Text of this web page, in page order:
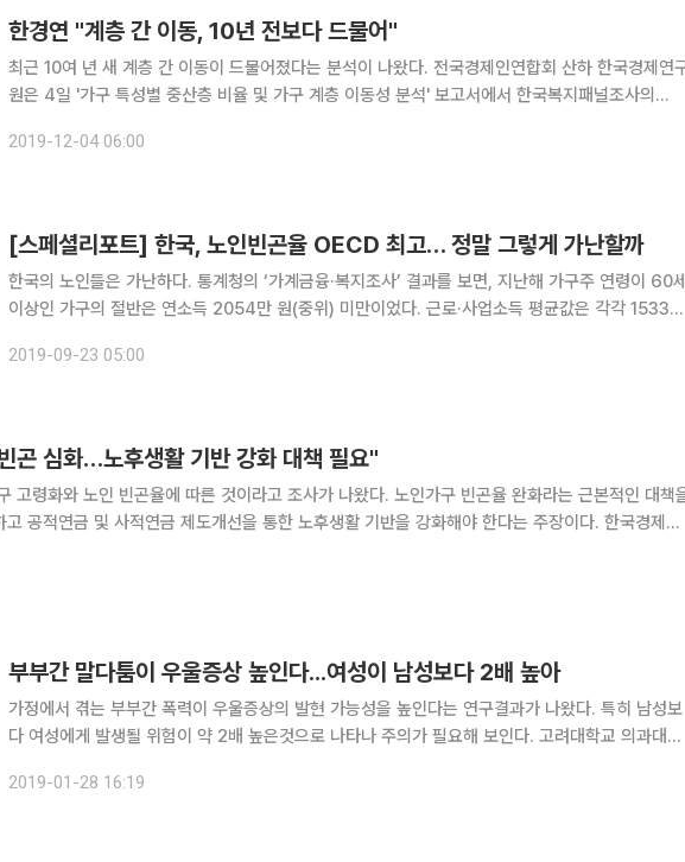
한경연 "계층 간 이동, 10년 전보다 드물어"
최근 10여 년 새 계층 간 이동이 드물어졌다는 분석이 나왔다. 전국경제인연합회 산하 한국경제연구
원은 4일 '가구 특성별 중산층 비율 및 가구 계층 이동성 분석' 보고서에서 한국복지패널조사의
이동성이란 가구를 상위층, 중산층, 하위층 중 계층
2019-12-04 06:00
[스페셜리포트] 한국, 노인빈곤율 OECD 최고… 정말 그렇게 가난할까
한국의 노인들은 가난하다. 통계청의 ‘가계금융·복지조사’ 결과를 보면, 지난해 가구주 연령이 60세
이상인 가구의 절반은 연소득 2054만 원(중위) 미만이었다. 근로·사업소득 평균값은 각각 1533만
등 공적이전소득 총액도 753만 원에 머물렀다.
2019-09-23 05:00
곤 심화…노후생활 기반 강화 대책 필요"
율에 따른 것이라고 조사가 나왔다. 노인가구 빈곤율 완화라는 근본적인 대책을
적연금 및 사적연금 제도개선을 통한 노후생활 기반을 강화해야 한다는 주장이다. 한국경제연
부부간 말다툼이 우울증상 높인다...여성이 남성보다 2배 높아
가정에서 겪는 부부간 폭력이 우울증상의 발현 가능성을 높인다는 연구결과가 나왔다. 특히 남성보
다 여성에게 발생될 위험이 약 2배 높은것으로 나타나 주의가 필요해 보인다. 고려대학교 의과대학
2019-01-28 16:19